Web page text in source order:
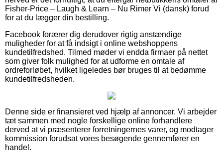
Fisher-Price – Laugh & Learn – Nu Rimer Vi (dansk) forud
for at du lægger din bestilling.
Facebook forærer dig derudover rigtig anstændige
muligheder for at få indsigt i online webshoppens
kundetilfredshed. Tilmed møder vi endda firmaer på nettet
som giver folk mulighed for at udforme en omtale af
ordreforløbet, hvilket ligeledes bør bruges til at bedømme
kundetilfredsheden.
Denne side er finansieret ved hjælp af annoncer. Vi arbejder
tæt sammen med nogle forskellige online forhandlere
derved at vi præsenterer forretningernes varer, og modtager
kommission forudsat vores besøgende gennemfører en
handel.